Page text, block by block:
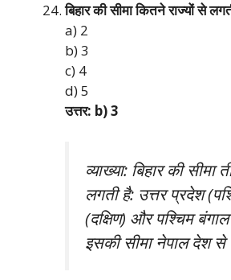
बिहार की सीमा कितने राज्यों से
a) 2
b) 3
c) 4
d) 5
उत्तर: b) 3
व्याख्या: बिहार की सीमा
लगती है: उत्तर प्रदेश
(दक्षिण) और पश्चिम
इसकी सीमा नेपाल देश